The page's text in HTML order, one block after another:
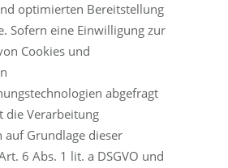
optimierten Bereitstellung
Sofern eine Einwilligung zur
Cookies und
abgefragt
die Verarbeitung
auf Grundlage dieser
6 Abs. 1 lit. a DSGVO und